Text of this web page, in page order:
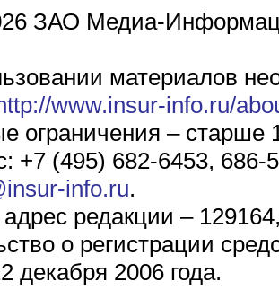
ЗАО Медиа-
материалов
www.insur-info.ru/
ограничения – старше
+7 (495) 682-6453, 686-
info.ru.
редакции –
о регистрации
декабря 2006 года.